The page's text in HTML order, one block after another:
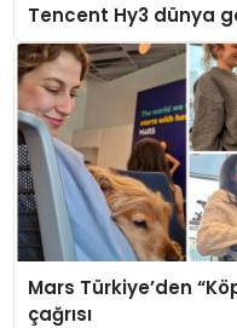
Tencent Hy3 dünya
Mars Türkiye’den
çağrısı